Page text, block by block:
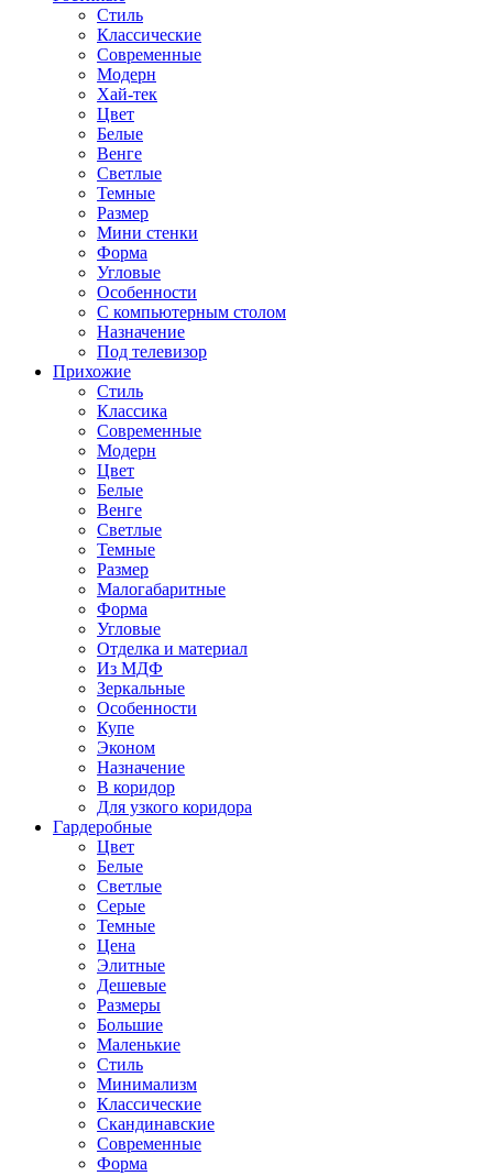
Стиль
Классические
Современные
Модерн
Хай-тек
Цвет
Белые
Венге
Светлые
Темные
Размер
Мини стенки
Форма
Угловые
Особенности
С компьютерным столом
Назначение
Под телевизор
Прихожие
Стиль
Классика
Современные
Модерн
Цвет
Белые
Венге
Светлые
Темные
Размер
Малогабаритные
Форма
Угловые
Отделка и материал
Из МДФ
Зеркальные
Особенности
Купе
Эконом
Назначение
В коридор
Для узкого коридора
Гардеробные
Цвет
Белые
Светлые
Серые
Темные
Цена
Элитные
Дешевые
Размеры
Большие
Маленькие
Стиль
Минимализм
Классические
Скандинавские
Современные
Форма